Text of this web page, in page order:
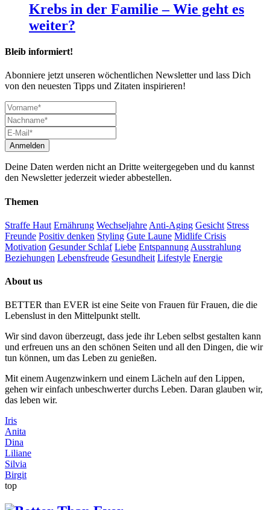
Krebs in der Familie – Wie geht es
weiter?
Bleib informiert!
Abonniere jetzt unseren wöchentlichen Newsletter und lass Dich
von den neuesten Tipps und Zitaten inspirieren!
Deine Daten werden nicht an Dritte weitergegeben und du kannst
den Newsletter jederzeit wieder abbestellen.
Themen
Straffe Haut Ernährung Wechseljahre Anti-Aging Gesicht Stress
Freunde Positiv denken Styling Gute Laune Midlife Crisis
Motivation Gesunder Schlaf Liebe Entspannung Ausstrahlung
Beziehungen Lebensfreude Gesundheit Lifestyle Energie
About us
BETTER than EVER ist eine Seite von Frauen für Frauen, die die
Lebenslust in den Mittelpunkt stellt.
Wir sind davon überzeugt, dass jede ihr Leben selbst gestalten kann
und erfreuen uns an den schönen Seiten und all den Dingen, die wir
tun können, um das Leben zu genießen.
Mit einem Augenzwinkern und einem Lächeln auf den Lippen,
gehen wir einfach unbeschwerter durchs Leben. Daran glauben wir,
das leben wir.
Iris
Anita
Dina
Liliane
Silvia
Birgit
top